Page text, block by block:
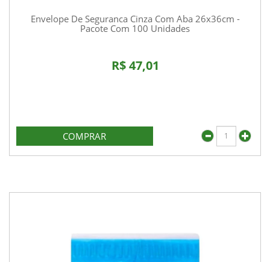
Envelope De Seguranca Cinza Com Aba 26x36cm -
Pacote Com 100 Unidades
R$ 47,01
COMPRAR